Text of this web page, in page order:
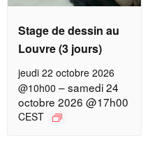
Stage de dessin au
Louvre (3 jours)
jeudi 22 octobre 2026
@10h00 –samedi 24
octobre 2026 @17h00
CEST